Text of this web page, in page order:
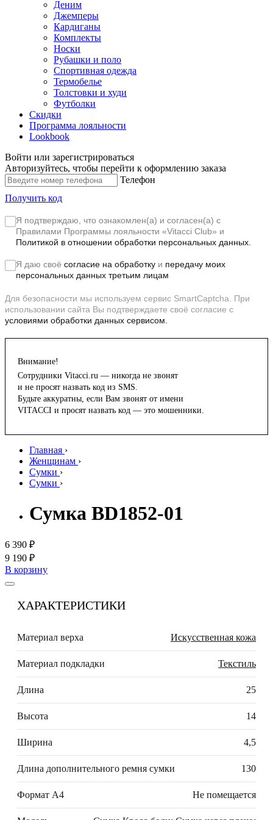
Деним
Джемперы
Кардиганы
Комплекты
Носки
Рубашки и поло
Спортивная одежда
Термобелье
Толстовки и худи
Футболки
Скидки
Программа лояльности
Lookbook
Войти или зарегистрироваться
Авторизуйтесь, чтобы перейти к оформлению заказа
Телефон
Получить код
Я подтверждаю, что ознакомлен(а) и согласен(а) с
Правилами Программы лояльности «Vitacci Club» и
Политикой в отношении обработки персональных данных.
Я даю своё согласие на обработку и передачу моих
персональных данных третьим лицам
Для безопасности мы используем сервис SmartCaptcha. При
использовании сайта Вы подтверждаете своё согласие с
условиями обработки данных сервисом.
Внимание!
Сотрудники Vitacci.ru — никогда не звонят
и не просят назвать код из SMS.
Будьте аккуратны, если Вам звонят от имени
VITACCI и просят назвать код — это мошенники.
Главная ›
Женщинам ›
Сумки ›
Сумки ›
Сумка BD1852-01
6 390 ₽
9 190 ₽
В корзину
ХАРАКТЕРИСТИКИ
Материал верха Искусственная кожа
Материал подкладки Текстиль
Длина 25
Высота 14
Ширина 4,5
Длина дополнительного ремня сумки 130
Формат А4 Не помещается